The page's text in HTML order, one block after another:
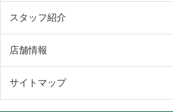
スタッフ紹介
店舗情報
サイトマップ